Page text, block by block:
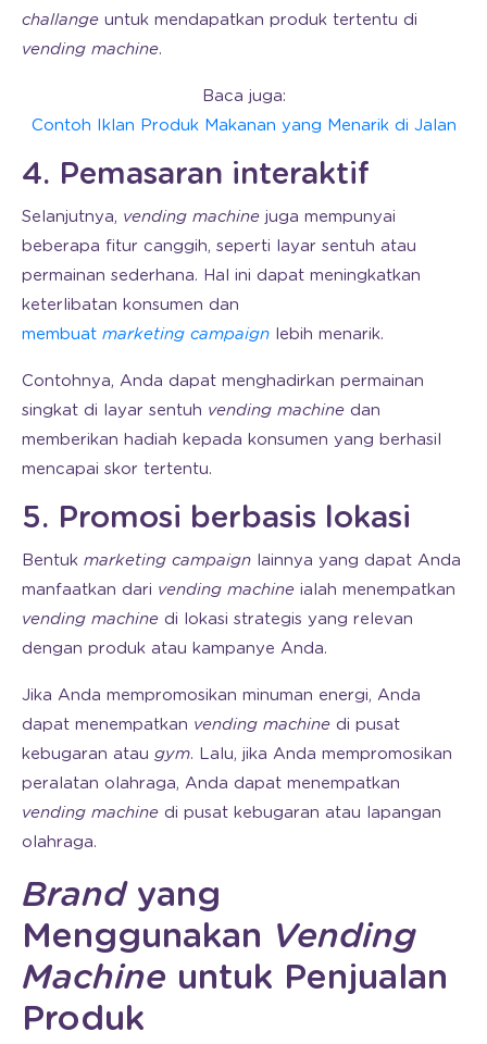
challange untuk mendapatkan produk tertentu di
vending machine.
Baca juga:
Contoh Iklan Produk Makanan yang Menarik di Jalan
4. Pemasaran interaktif
Selanjutnya, vending machine juga mempunyai
beberapa fitur canggih, seperti layar sentuh atau
permainan sederhana. Hal ini dapat meningkatkan
keterlibatan konsumen dan
membuat marketing campaign lebih menarik.
Contohnya, Anda dapat menghadirkan permainan
singkat di layar sentuh vending machine dan
memberikan hadiah kepada konsumen yang berhasil
mencapai skor tertentu.
5. Promosi berbasis lokasi
Bentuk marketing campaign lainnya yang dapat Anda
manfaatkan dari vending machine ialah menempatkan
vending machine di lokasi strategis yang relevan
dengan produk atau kampanye Anda.
Jika Anda mempromosikan minuman energi, Anda
dapat menempatkan vending machine di pusat
kebugaran atau gym. Lalu, jika Anda mempromosikan
peralatan olahraga, Anda dapat menempatkan
vending machine di pusat kebugaran atau lapangan
olahraga.
Brandyang
Menggunakan Vending
Machine untuk Penjualan
Produk